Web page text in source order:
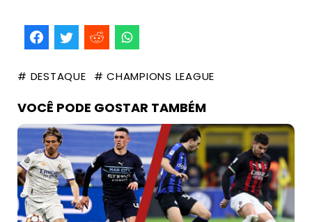
# DESTAQUE # CHAMPIONS LEAGUE
VOCÊ PODE GOSTAR TAMBÉM